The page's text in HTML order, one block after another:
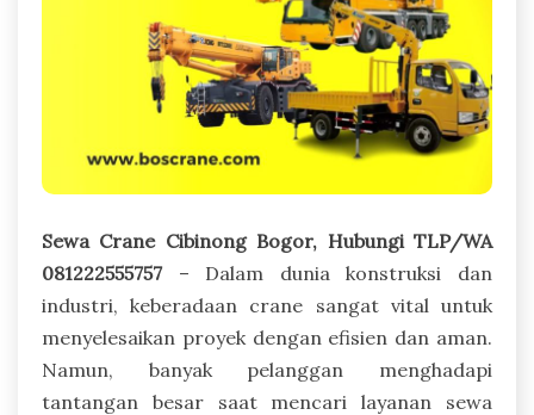
Sewa Crane Cibinong Bogor, Hubungi TLP/WA
081222555757– Dalam dunia konstruksi dan
industri, keberadaan crane sangat vital untuk
menyelesaikan proyek dengan efisien dan aman.
Namun, banyak pelanggan menghadapi
tantangan besar saat mencari layanan sewa